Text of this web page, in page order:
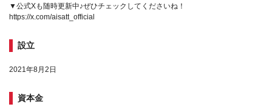
▼公式Xも随時更新中♪ぜひチェックしてくださいね！
https://x.com/aisatt_official
設立
2021年8月2日
資本金